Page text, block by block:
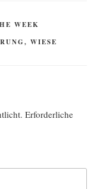
WEEK
, WIESE
Erforderliche